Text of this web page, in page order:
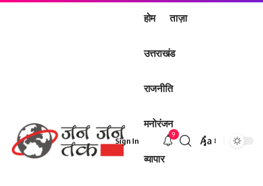
होम ताज़ा
उत्तराखंड
राजनीति
मनोरंजन
व्यापार
Sign In
9
Font
Aa